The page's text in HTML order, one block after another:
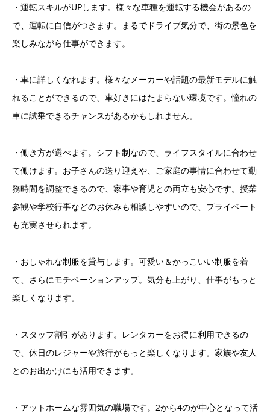
・運転スキルがUPします。様々な車種を運転する機会があるの
で、運転に自信がつきます。まるでドライブ気分で、街の景色を
楽しみながら仕事ができます。
・車に詳しくなれます。様々なメーカーや話題の最新モデルに触
れることができるので、車好きにはたまらない環境です。憧れの
車に試乗できるチャンスがあるかもしれません。
・働き方が選べます。シフト制なので、ライフスタイルに合わせ
て働けます。お子さんの送り迎えや、ご家庭の事情に合わせて勤
務時間を調整できるので、家事や育児との両立も安心です。授業
参観や学校行事などのお休みも相談しやすいので、プライベート
も充実させられます。
・おしゃれな制服を貸与します。可愛い＆かっこいい制服を着
て、さらにモチベーションアップ。気分も上がり、仕事がもっと
楽しくなります。
・スタッフ割引があります。レンタカーをお得に利用できるの
で、休日のレジャーや旅行がもっと楽しくなります。家族や友人
とのお出かけにも活用できます。
・アットホームな雰囲気の職場です。2から4のが中心となって活